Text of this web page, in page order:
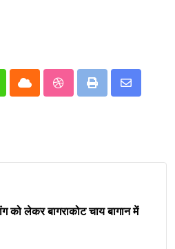
Cloud StumbleUpon
Print
Share
को लेकर बागराकोट चाय बागान में